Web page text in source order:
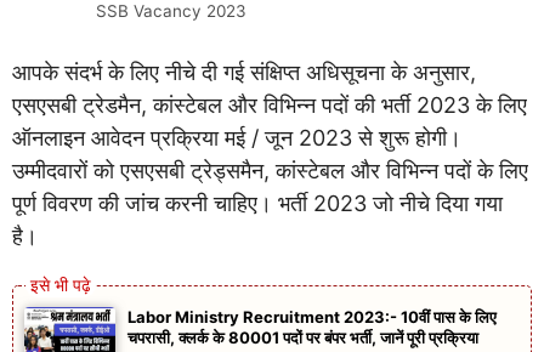
SSB Vacancy 2023
आपके संदर्भ के लिए नीचे दी गई संक्षिप्त अधिसूचना के अनुसार,
एसएसबी ट्रेडमैन, कांस्टेबल और विभिन्न पदों की भर्ती 2023 के लिए
ऑनलाइन आवेदन प्रक्रिया मई / जून 2023 से शुरू होगी।
उम्मीदवारों को एसएसबी ट्रेड्समैन, कांस्टेबल और विभिन्न पदों के लिए
पूर्ण विवरण की जांच करनी चाहिए। भर्ती 2023 जो नीचे दिया गया
है।
Labor Ministry Recruitment 2023:- 10वीं पास के लिए
चपरासी, क्लर्क के 80001 पदों पर बंपर भर्ती, जानें पूरी प्रक्रिया